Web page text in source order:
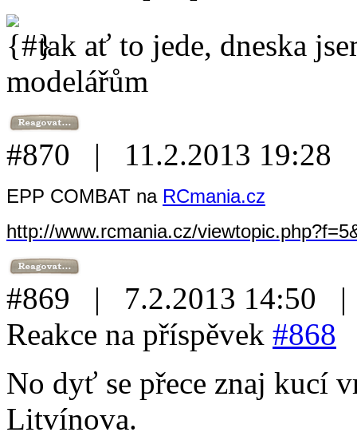
tak ať to jede, dneska
modelářům
#870 | 11.2.2013
EPP COMBAT na RCmania.cz
http://www.rcmania.cz/
#869 | 7.2.2013
Reakce na příspěvek #868
No dyť se přece znaj kucí
Litvínova.